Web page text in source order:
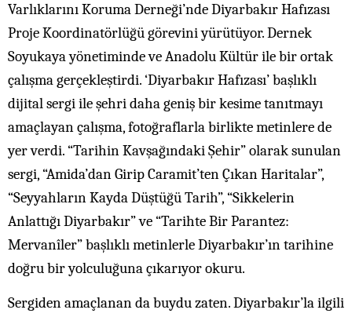
Varlıklarını Koruma Derneği’nde Diyarbakır Hafızası
Proje Koordinatörlüğü görevini yürütüyor. Dernek
Soyukaya yönetiminde ve Anadolu Kültür ile bir ortak
çalışma gerçekleştirdi. ‘Diyarbakır Hafızası’ başlıklı
dijital sergi ile şehri daha geniş bir kesime tanıtmayı
amaçlayan çalışma, fotoğraflarla birlikte metinlere de
yer verdi. “Tarihin Kavşağındaki Şehir” olarak sunulan
sergi, “Amida’dan Girip Caramit’ten Çıkan Haritalar”,
“Seyyahların Kayda Düştüğü Tarih”, “Sikkelerin
Anlattığı Diyarbakır” ve “Tarihte Bir Parantez:
Mervanîler” başlıklı metinlerle Diyarbakır’ın tarihine
doğru bir yolculuğuna çıkarıyor okuru.
Sergiden amaçlanan da buydu zaten. Diyarbakır’la ilgili